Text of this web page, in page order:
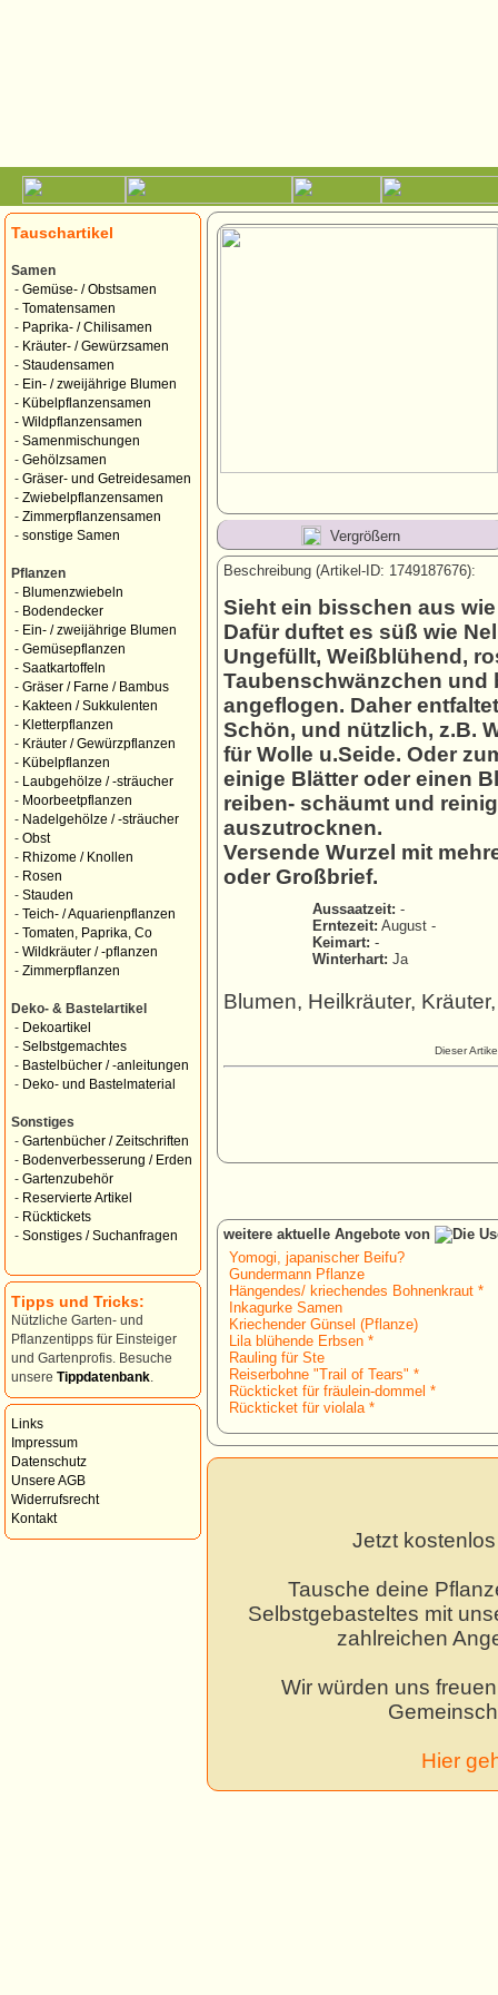
Tauschartikel
Samen
- Gemüse- / Obstsamen
- Tomatensamen
- Paprika- / Chilisamen
- Kräuter- / Gewürzsamen
- Staudensamen
- Ein- / zweijährige Blumen
- Kübelpflanzensamen
- Wildpflanzensamen
- Samenmischungen
- Gehölzsamen
- Gräser- und Getreidesamen
- Zwiebelpflanzensamen
- Zimmerpflanzensamen
- sonstige Samen
Pflanzen
- Blumenzwiebeln
- Bodendecker
- Ein- / zweijährige Blumen
- Gemüsepflanzen
- Saatkartoffeln
- Gräser / Farne / Bambus
- Kakteen / Sukkulenten
- Kletterpflanzen
- Kräuter / Gewürzpflanzen
- Kübelpflanzen
-
Laubgehölze / -sträucher
- Moorbeetpflanzen
- Nadelgehölze / -sträucher
- Obst
- Rhizome / Knollen
- Rosen
- Stauden
- Teich- / Aquarienpflanzen
- Tomaten, Paprika, Co
- Wildkräuter / -pflanzen
- Zimmerpflanzen
Deko- & Bastelartikel
- Dekoartikel
- Selbstgemachtes
- Bastelbücher / -anleitungen
- Deko- und Bastelmaterial
Sonstiges
- Gartenbücher / Zeitschriften
- Bodenverbesserung / Erden
- Gartenzubehör
- Reservierte Artikel
- Rücktickets
- Sonstiges / Suchanfragen
Tipps und Tricks:
Nützliche Garten- und
Pflanzentipps für Einsteiger
und Gartenprofis. Besuche
unsere Tippdatenbank
Links
Impressum
Datenschutz
Unsere AGB
Widerrufsrecht
Kontakt
Vergrößern
Beschreibung (Artikel-ID: 1749187676):
Sieht ein bisschen aus
Dafür duftet es süß wie
Ungefüllt, Weißblühend,
Taubenschwänzchen
angeflogen. Daher
Schön, und nützlich, z.B.
für Wolle u.Seide. Oder
einige Blätter oder einen
reiben- schäumt und
auszutrocknen.
Versende Wurzel mit
oder Großbrief.
Aussaatzeit: -
Erntezeit: August -
Keimart: -
Winterhart: Ja
Blumen, Heilkräuter, Kräuter,
Dieser
weitere aktuelle Angebote von
Yomogi, japanischer Beifu?
Gundermann Pflanze
Hängendes/ kriechendes Bohnenkraut *
Inkagurke Samen
Kriechender Günsel (Pflanze)
Lila blühende Erbsen *
Rauling für Ste
Reiserbohne "Trail of Tears" *
Rückticket für fräulein-dommel *
Rückticket für violala *
Jetzt
Tausche deine
Selbstgebasteltes mit
zahlreichen
Wir würden uns
Hier